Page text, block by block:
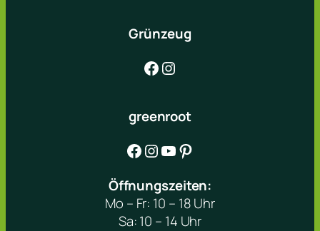
Grünzeug
Facebook Instagram
greenroot
Facebook Instagram YouTube Pinterest
Öffnungszeiten:
Mo – Fr: 10 – 18 Uhr
Sa: 10 – 14 Uhr